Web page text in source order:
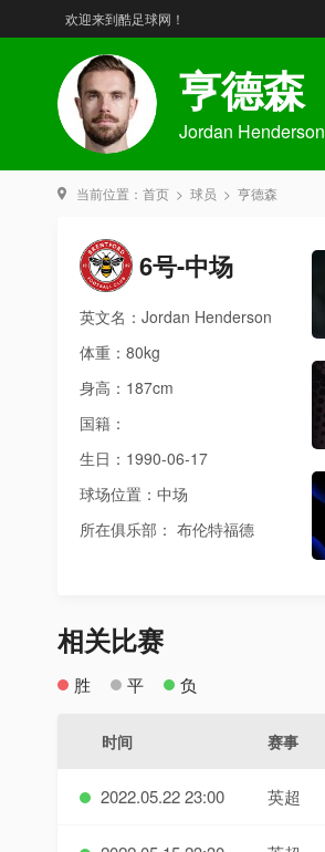
欢迎来到酷足球网！
亨德森
Jordan Henderson
当前位置： 首页 > 球员 > 亨德森
6号-中场
英文名：Jordan Henderson
体重：80kg
身高：187cm
国籍：
生日：1990-06-17
球场位置：中场
所在俱乐部： 布伦特福德
相关比赛
胜 平 负
时间 赛事
2022.05.22 23:00 英超